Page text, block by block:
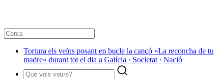
Tortura els veïns posant en bucle la cançó «La reconcha de tu
madre» durant tot el dia a Galícia · Societat · Nació